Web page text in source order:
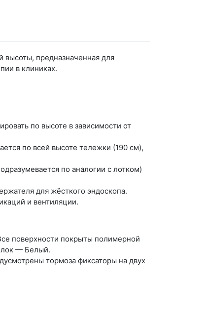
высоты, предназначенная для
в клиниках.
по высоте в зависимости от
по всей высоте тележки (190 см),
по аналогии с лотком)
для жёсткого эндоскопа.
и вентиляции.
поверхности покрыты полимерной
— Белый.
тормоза фиксаторы на двух